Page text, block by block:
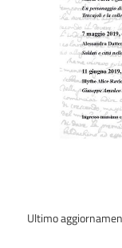
Ultimo